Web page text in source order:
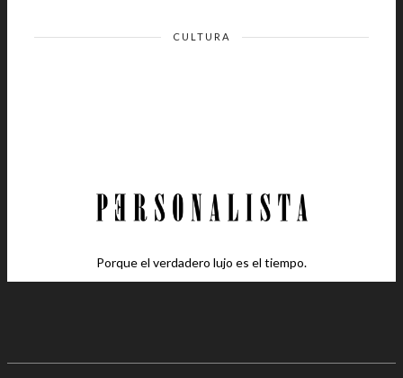
CULTURA
Porque el verdadero lujo es el tiempo.